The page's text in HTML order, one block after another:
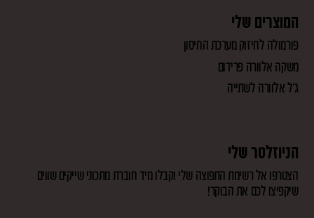
המוצרים שלי
פורמולה לחיזוק מערכת החיסון
משקה אלוורה פרידום
ג'ל אלוורה לשתייה
הניוזלטר שלי
הצטרפו אל רשימת התפוצה שלי וקבלו מיד חוברת מתכוני שייקים שווים
שיקפיצו לכם את הבוקר!